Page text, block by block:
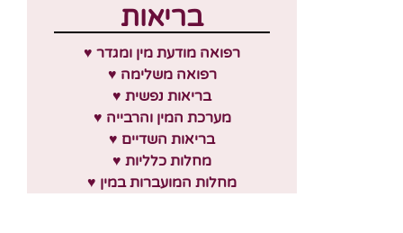
בריאות
♥ רפואה מודעת מין ומגדר
♥ רפואה משלימה
♥ בריאות נפשית
♥ מערכת המין והרבייה
♥ בריאות השדיים
♥ מחלות כלליות
♥ מחלות המועברות במין